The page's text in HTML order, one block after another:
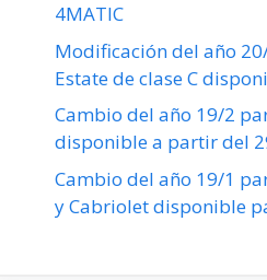
4MATIC
Modificación del año
Estate de clase C
Cambio del año 19/2
disponible a partir del
Cambio del año 19/1
y Cabriolet disponible